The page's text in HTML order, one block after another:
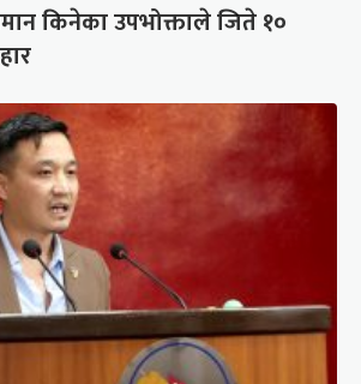
किनेका उपभोक्ताले जिते १०